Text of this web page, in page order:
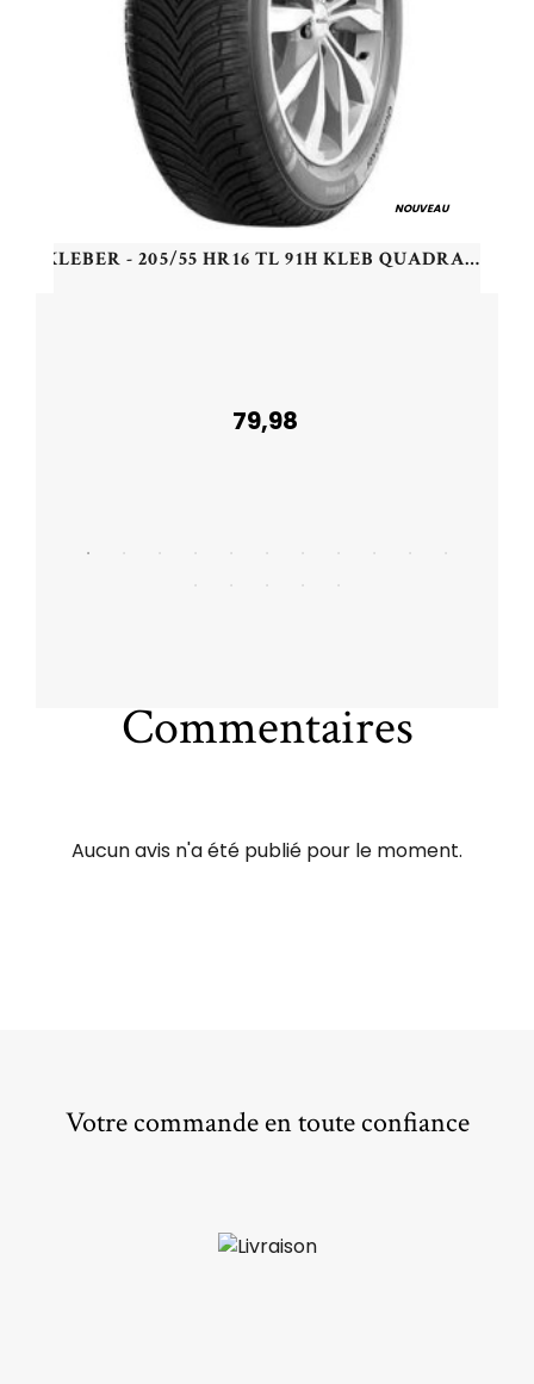
NOUVEAU
KLEBER - 205/55 HR16 TL 91H KLEB QUADRAXER 3 - 2055516 - CBA
79,98
Commentaires
Aucun avis n'a été publié pour le moment.
Votre commande en toute confiance